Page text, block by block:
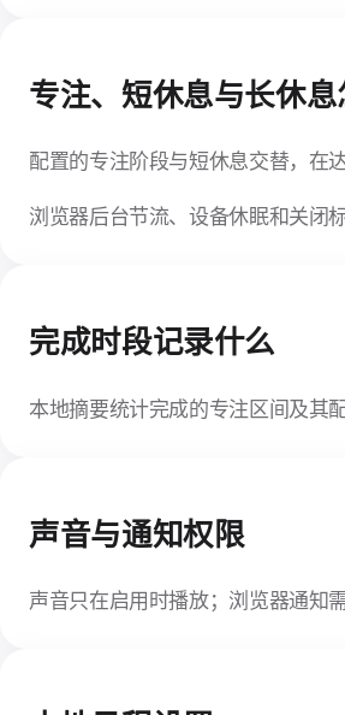
专注、短休息与长休
配置的专注阶段与短休息交替，在
浏览器后台节流、设备休眠和关闭
完成时段记录什么
本地摘要统计完成的专注区间及其
声音与通知权限
声音只在启用时播放；浏览器通知